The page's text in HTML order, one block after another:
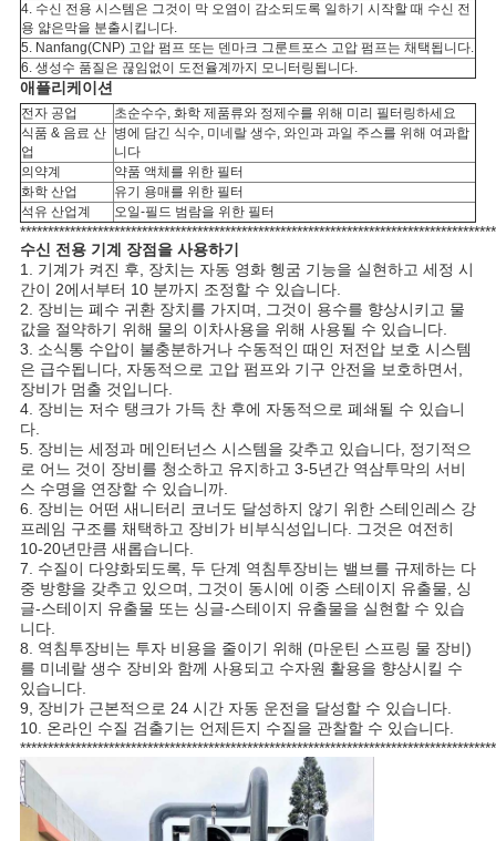
4. 수신 전용 시스템은 그것이 막 오염이 감소되도록 일하기 시작할 때 수신 전
용 얇은막을 분출시킵니다.
5. Nanfang(CNP) 고압 펌프 또는 덴마크 그룬트포스 고압 펌프는 채택됩니다.
6. 생성수 품질은 끊임없이 도전율계까지 모니터링됩니다.
애플리케이션
전자 공업
초순수수, 화학 제품류와 정제수를 위해 미리 필터링하세요
식품 & 음료 산
업
병에 담긴 식수, 미네랄 생수, 와인과 과일 주스를 위해 여과합
니다
의약계
약품 액체를 위한 필터
화학 산업
유기 용매를 위한 필터
석유 산업계
오일-필드 범람을 위한 필터
수신 전용 기계 장점을 사용하기
1. 기계가 켜진 후, 장치는 자동 영화 헹굼 기능을 실현하고 세정 시
간이 2에서부터 10 분까지 조정할 수 있습니다.
2. 장비는 폐수 귀환 장치를 가지며, 그것이 용수를 향상시키고 물
값을 절약하기 위해 물의 이차사용을 위해 사용될 수 있습니다.
3. 소식통 수압이 불충분하거나 수동적인 때인 저전압 보호 시스템
은 급수됩니다, 자동적으로 고압 펌프와 기구 안전을 보호하면서,
장비가 멈출 것입니다.
4. 장비는 저수 탱크가 가득 찬 후에 자동적으로 폐쇄될 수 있습니
다.
5. 장비는 세정과 메인터넌스 시스템을 갖추고 있습니다, 정기적으
로 어느 것이 장비를 청소하고 유지하고 3-5년간 역삼투막의 서비
스 수명을 연장할 수 있습니까.
6. 장비는 어떤 새니터리 코너도 달성하지 않기 위한 스테인레스 강
프레임 구조를 채택하고 장비가 비부식성입니다. 그것은 여전히
10-20년만큼 새롭습니다.
7. 수질이 다양화되도록, 두 단계 역침투장비는 밸브를 규제하는 다
중 방향을 갖추고 있으며, 그것이 동시에 이중 스테이지 유출물, 싱
글-스테이지 유출물 또는 싱글-스테이지 유출물을 실현할 수 있습
니다.
8. 역침투장비는 투자 비용을 줄이기 위해 (마운틴 스프링 물 장비)
를 미네랄 생수 장비와 함께 사용되고 수자원 활용을 향상시킬 수
있습니다.
9, 장비가 근본적으로 24 시간 자동 운전을 달성할 수 있습니다.
10. 온라인 수질 검출기는 언제든지 수질을 관찰할 수 있습니다.